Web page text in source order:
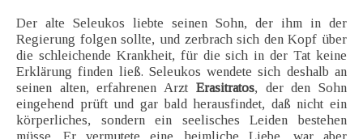
Der alte Seleukos liebte seinen Sohn, der ihm in der
Regierung folgen sollte, und zerbrach sich den Kopf über
die schleichende Krankheit, für die sich in der Tat keine
Erklärung finden ließ. Seleukos wendete sich deshalb an
seinen alten, erfahrenen Arzt Erasitratos, der den Sohn
eingehend prüft und gar bald herausfindet, daß nicht ein
körperliches, sondern ein seelisches Leiden bestehen